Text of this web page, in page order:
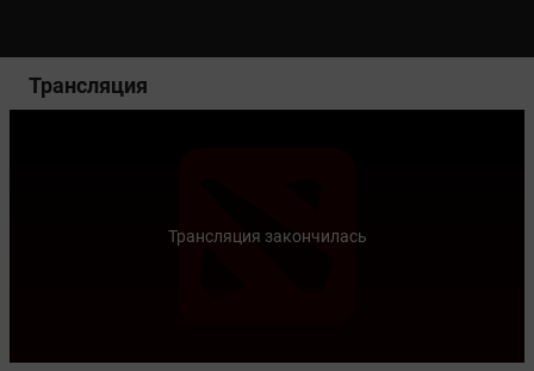
Трансляция
Трансляция закончилась